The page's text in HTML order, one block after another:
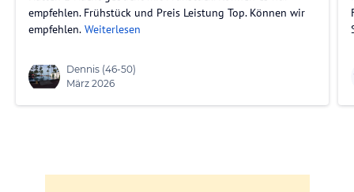
empfehlen. Frühstück und Preis Leistung Top. Können wir
empfehlen. Weiterlesen
Dennis (46-50)
März 2026